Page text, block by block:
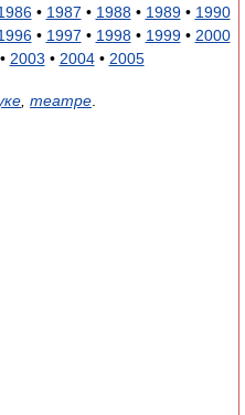
• 1987 • 1988• 1989• 1990
• 1997 • 1998• 1999• 2000
• 2003 • 2004• 2005
театре